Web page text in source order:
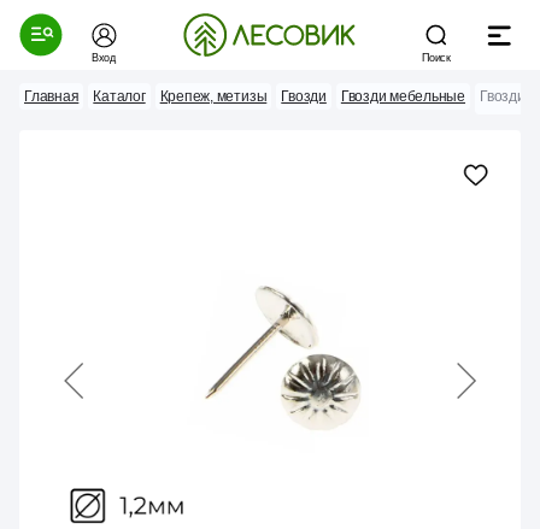
Вход Поиск
Главная Каталог Крепеж, метизы Гвозди Гвозди мебельные Гвозди